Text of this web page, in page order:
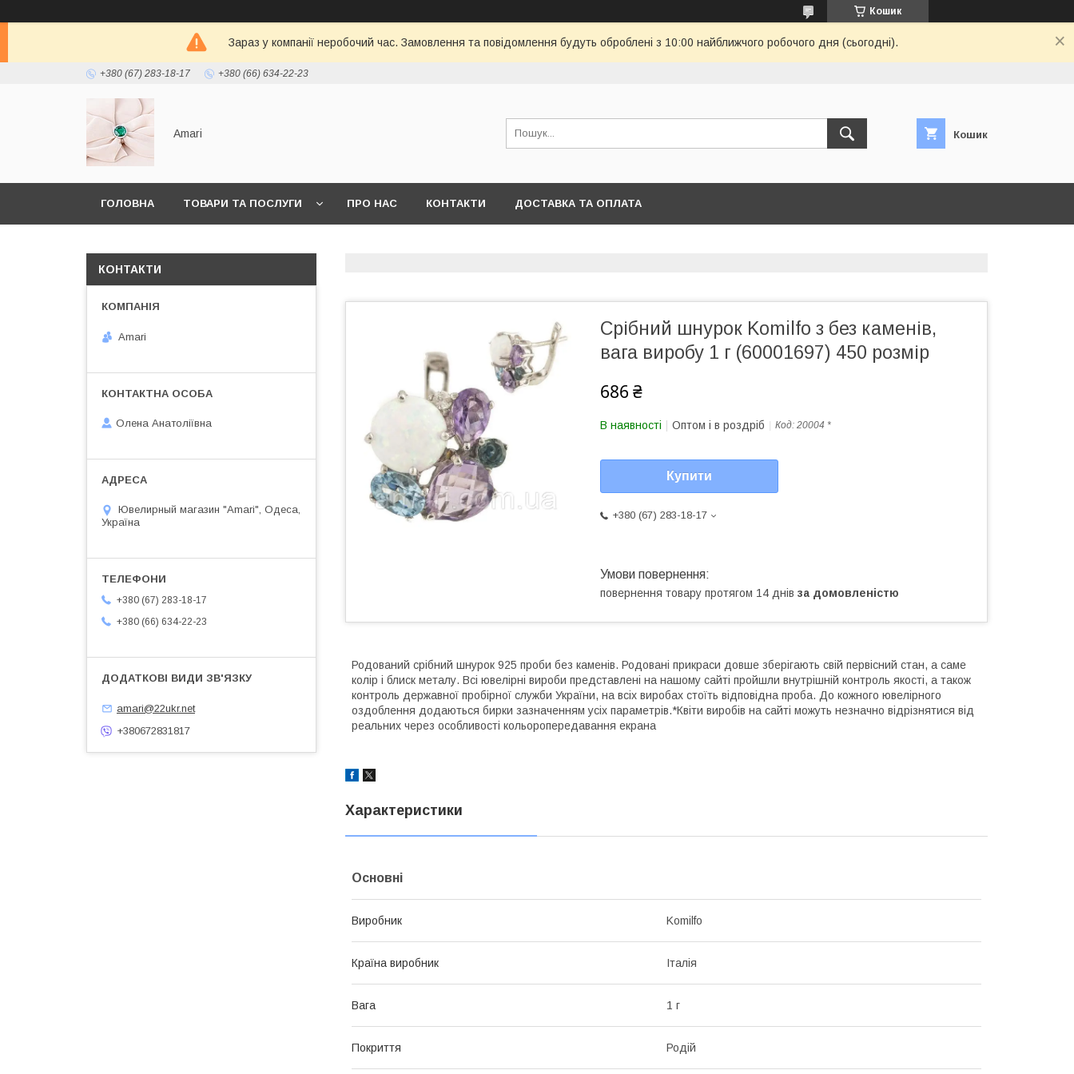
Кошик
Зараз у компанії неробочий час. Замовлення та повідомлення будуть оброблені з 10:00 найближчого робочого дня (сьогодні).
+380 (67) 283-18-17 +380 (66) 634-22-23
Amari Кошик
ГОЛОВНА ТОВАРИ ТА ПОСЛУГИ ПРО НАС КОНТАКТИ ДОСТАВКА ТА ОПЛАТА
Срібний шнурок Komilfo з без каменів,
вага виробу 1 г (60001697) 450 розмір
686 ₴
В наявності Оптом і в роздріб Код: 20004 *
Купити
+380 (67) 283-18-17
повернення товару протягом 14 днів за домовленістю
Родований срібний шнурок 925 проби без каменів. Родовані прикраси довше зберігають свій первісний стан, а саме
колір і блиск металу. Всі ювелірні вироби представлені на нашому сайті пройшли внутрішній контроль якості, а також
контроль державної пробірної служби України, на всіх виробах стоїть відповідна проба. До кожного ювелірного
оздоблення додаються бирки зазначенням усіх параметрів.*Квіти виробів на сайті можуть незначно відрізнятися від
реальних через особливості кольоропередавання екрана
Характеристики
Основні
Виробник Komilfo
Країна виробник Італія
Вага 1 г
Покриття Родій
КОНТАКТИ
Amari
Олена Анатоліївна
Ювелирный магазин "Amari", Одеса,
Україна
+380 (67) 283-18-17
+380 (66) 634-22-23
amari@22ukr.net
+380672831817